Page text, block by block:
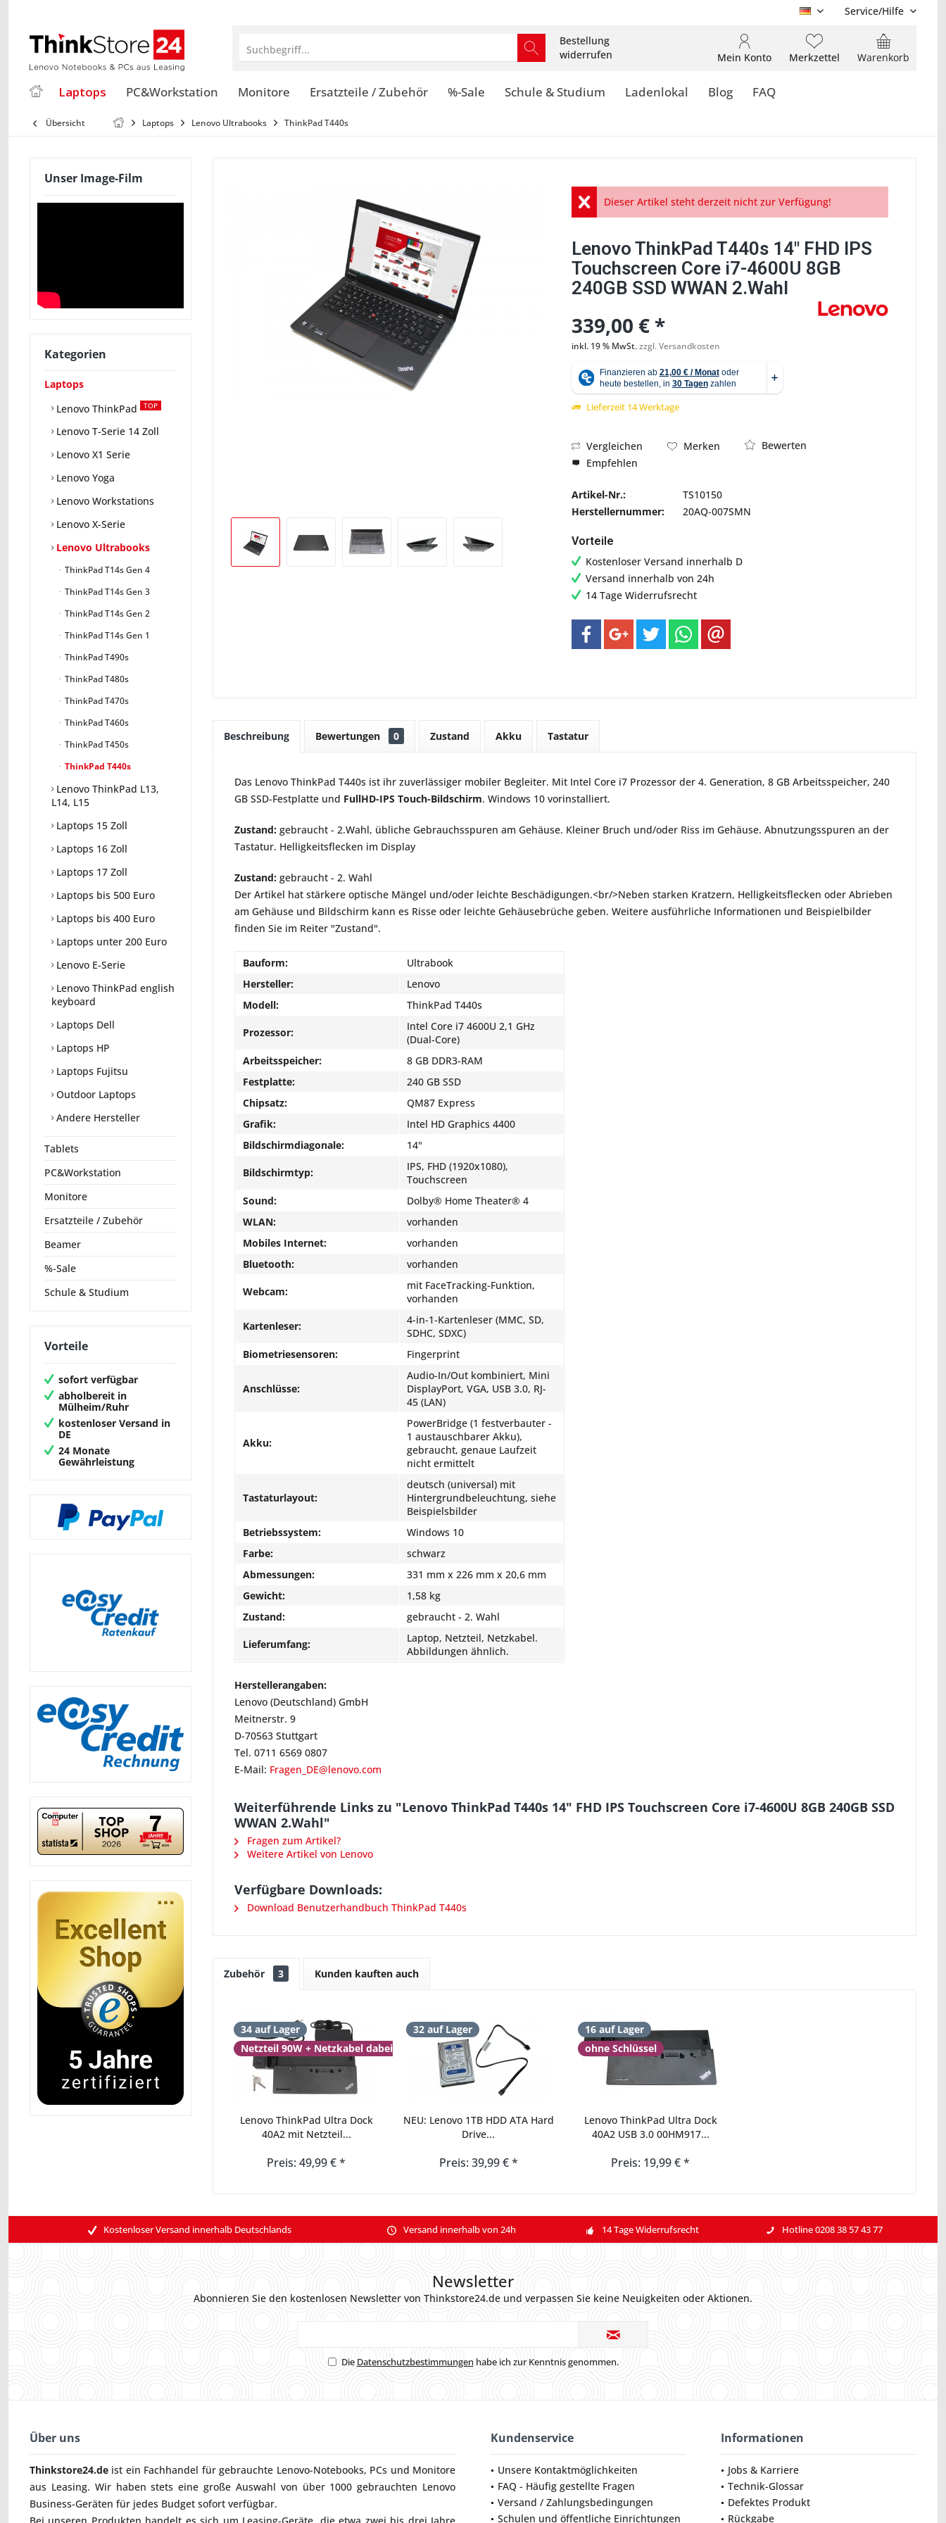
DE Service/Hilfe
Suchbegriff...
Bestellung
widerrufen
Warenkorb
Merkzettel
Mein Konto
Laptops PC&Workstation Monitore Ersatzteile / Zubehör %-Sale Schule & Studium Ladenlokal Blog FAQ
Übersicht Laptops Lenovo Ultrabooks ThinkPad T440s
Unser Image-Film
Kategorien
Laptops
Lenovo ThinkPad
TOP
Lenovo T-Serie 14 Zoll
Lenovo X1 Serie
Lenovo Yoga
Lenovo Workstations
Lenovo X-Serie
Lenovo Ultrabooks
ThinkPad T14s Gen 4
ThinkPad T14s Gen 3
ThinkPad T14s Gen 2
ThinkPad T14s Gen 1
ThinkPad T490s
ThinkPad T480s
ThinkPad T470s
ThinkPad T460s
ThinkPad T450s
ThinkPad T440s
Lenovo ThinkPad L13,
L14, L15
Laptops 15 Zoll
Laptops 16 Zoll
Laptops 17 Zoll
Laptops bis 500 Euro
Laptops bis 400 Euro
Laptops unter 200 Euro
Lenovo E-Serie
Lenovo ThinkPad english
keyboard
Laptops Dell
Laptops HP
Laptops Fujitsu
Outdoor Laptops
Andere Hersteller
Tablets
PC&Workstation
Monitore
Ersatzteile / Zubehör
Beamer
%-Sale
Schule & Studium
Vorteile
sofort verfügbar
abholbereit in
Mülheim/Ruhr
kostenloser Versand in
DE
24 Monate
Gewährleistung
Abbildung ähnlich
Dieser Artikel steht derzeit nicht zur Verfügung!
Lenovo ThinkPad T440s 14" FHD IPS
Touchscreen Core i7-4600U 8GB
240GB SSD WWAN 2.Wahl
339,00 € *
inkl. 19 % MwSt.zzgl. Versandkosten
Lieferzeit 14 Werktage
Vergleichen Merken
Bewerten
Empfehlen
Artikel-Nr.:
TS10150
Herstellernummer:
20AQ-007SMN
Vorteile
Kostenloser Versand innerhalb D
Versand innerhalb von 24h
14 Tage Widerrufsrecht
Beschreibung Bewertungen 0 Zustand Akku Tastatur
Das Lenovo ThinkPad T440s ist ihr zuverlässiger mobiler Begleiter. Mit Intel Core i7 Prozessor der 4. Generation, 8 GB Arbeitsspeicher, 240
GB SSD-Festplatte und FullHD-IPS Touch-Bildschirm. Windows 10 vorinstalliert.
Zustand: gebraucht - 2.Wahl, übliche Gebrauchsspuren am Gehäuse. Kleiner Bruch und/oder Riss im Gehäuse. Abnutzungsspuren an der
Tastatur. Helligkeitsflecken im Display
Zustand: gebraucht - 2. Wahl
Der Artikel hat stärkere optische Mängel und/oder leichte Beschädigungen.<br/>Neben starken Kratzern, Helligkeitsflecken oder Abrieben
am Gehäuse und Bildschirm kann es Risse oder leichte Gehäusebrüche geben. Weitere ausführliche Informationen und Beispielbilder
finden Sie im Reiter "Zustand".
Bauform:
Ultrabook
Hersteller:
Lenovo
Modell:
ThinkPad T440s
Prozessor:
Intel Core i7 4600U 2,1 GHz
(Dual-Core)
Arbeitsspeicher:
8 GB DDR3-RAM
Festplatte:
240 GB SSD
Chipsatz:
QM87 Express
Grafik:
Intel HD Graphics 4400
Bildschirmdiagonale:
14"
Bildschirmtyp:
IPS, FHD (1920x1080),
Touchscreen
Sound:
Dolby® Home Theater® 4
WLAN:
vorhanden
Mobiles Internet:
vorhanden
Bluetooth:
vorhanden
Webcam:
mit FaceTracking-Funktion,
vorhanden
Kartenleser:
4-in-1-Kartenleser (MMC, SD,
SDHC, SDXC)
Biometriesensoren:
Fingerprint
Anschlüsse:
Audio-In/Out kombiniert, Mini
DisplayPort, VGA, USB 3.0, RJ-
45 (LAN)
Akku:
PowerBridge (1 festverbauter -
1 austauschbarer Akku),
gebraucht, genaue Laufzeit
nicht ermittelt
Tastaturlayout:
deutsch (universal) mit
Hintergrundbeleuchtung, siehe
Beispielsbilder
Betriebssystem:
Windows 10
Farbe:
schwarz
Abmessungen:
331 mm x 226 mm x 20,6 mm
Gewicht:
1,58 kg
Zustand:
gebraucht - 2. Wahl
Lieferumfang:
Laptop, Netzteil, Netzkabel.
Abbildungen ähnlich.
Herstellerangaben:
Lenovo (Deutschland) GmbH
Meitnerstr. 9
D-70563 Stuttgart
Tel. 0711 6569 0807
E-Mail: Fragen_DE@lenovo.com
Weiterführende Links zu "Lenovo ThinkPad T440s 14" FHD IPS Touchscreen Core i7-4600U 8GB 240GB SSD
WWAN 2.Wahl"
Fragen zum Artikel?
Weitere Artikel von Lenovo
Verfügbare Downloads:
Download Benutzerhandbuch ThinkPad T440s
Zubehör 3 Kunden kauften auch
34 auf Lager
Netzteil 90W + Netzkabel dabei
Lenovo ThinkPad Ultra Dock
40A2 mit Netzteil...
Preis: 49,99 € *
32 auf Lager
NEU: Lenovo 1TB HDD ATA Hard
Drive...
Preis: 39,99 € *
16 auf Lager
ohne Schlüssel
Lenovo ThinkPad Ultra Dock
40A2 USB 3.0 00HM917...
Preis: 19,99 € *
Kostenloser Versand innerhalb Deutschlands Versand innerhalb von 24h 14 Tage Widerrufsrecht Hotline 0208 38 57 43 77
Newsletter
Abonnieren Sie den kostenlosen Newsletter von Thinkstore24.de und verpassen Sie keine Neuigkeiten oder Aktionen.
Die Datenschutzbestimmungen habe ich zur Kenntnis genommen.
Über uns
Thinkstore24.de ist ein Fachhandel für gebrauchte Lenovo-Notebooks, PCs und Monitore
aus Leasing. Wir haben stets eine große Auswahl von über 1000 gebrauchten Lenovo
Business-Geräten für jedes Budget sofort verfügbar.
Kundenservice
Unsere Kontaktmöglichkeiten
FAQ - Häufig gestellte Fragen
Versand / Zahlungsbedingungen
Schulen und öffentliche Einrichtungen
Informationen
Jobs & Karriere
Technik-Glossar
Defektes Produkt
Rückgabe